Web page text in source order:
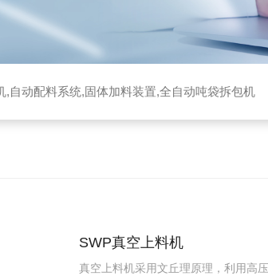
自动配料系统,固体加料装置,全自动吨袋拆包机
SWP真空上料机
真空上料机采用文丘理原理，利用高